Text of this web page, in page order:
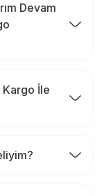
Devam
Kargo İle